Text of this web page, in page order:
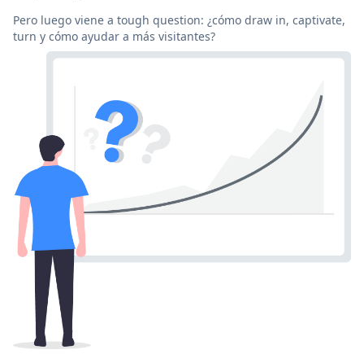
Pero luego viene a tough question: ¿cómo draw in, captivate,
turn y cómo ayudar a más visitantes?